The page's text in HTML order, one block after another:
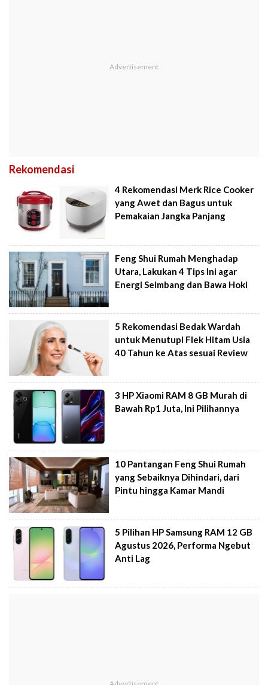
Rekomendasi
4 Rekomendasi Merk Rice Cooker
yang Awet dan Bagus untuk
Pemakaian Jangka Panjang
Feng Shui Rumah Menghadap
Utara, Lakukan 4 Tips Ini agar
Energi Seimbang dan Bawa Hoki
5 Rekomendasi Bedak Wardah
untuk Menutupi Flek Hitam Usia
40 Tahun ke Atas sesuai Review
3 HP Xiaomi RAM 8 GB Murah di
Bawah Rp1 Juta, Ini Pilihannya
10 Pantangan Feng Shui Rumah
yang Sebaiknya Dihindari, dari
Pintu hingga Kamar Mandi
5 Pilihan HP Samsung RAM 12 GB
Agustus 2026, Performa Ngebut
Anti Lag